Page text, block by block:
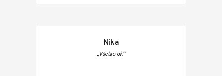
Nika
„Všetko ok“